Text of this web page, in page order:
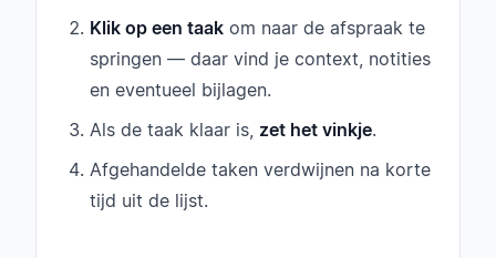
Klik op een taak om naar de afspraak te
springen — daar vind je context, notities
en eventueel bijlagen.
Als de taak klaar is, zet het vinkje.
Afgehandelde taken verdwijnen na korte
tijd uit de lijst.